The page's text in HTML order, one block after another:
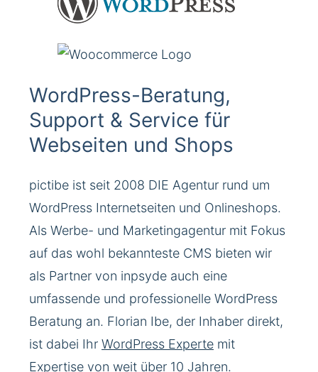
WordPress-Beratung,
Support & Service für
Webseiten und Shops
pictibe ist seit 2008 DIE Agentur rund um
WordPress Internetseiten und Onlineshops.
Als Werbe- und Marketingagentur mit Fokus
auf das wohl bekannteste CMS bieten wir
als Partner von inpsyde auch eine
umfassende und professionelle WordPress
Beratung an. Florian Ibe, der Inhaber direkt,
ist dabei Ihr WordPress Experte mit
Expertise von weit über 10 Jahren.